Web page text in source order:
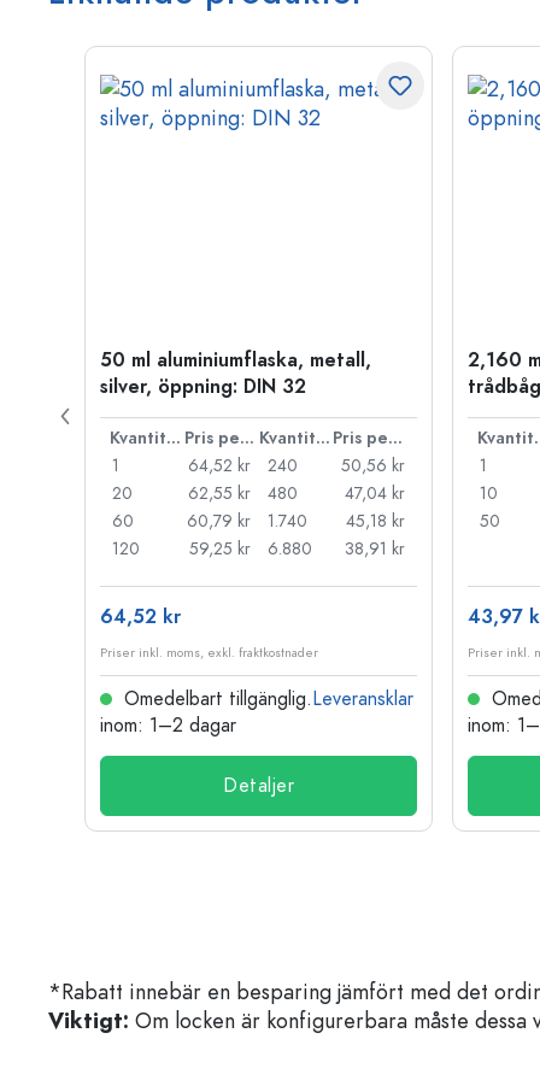
50 ml aluminiumflaska, metall,
silver, öppning: DIN 32
Kvantitet Pris per styck Kvantitet
Pris per styck
1
64,52 kr
20
62,55 kr
60
60,79 kr
120
59,25 kr
240
50,56 kr
480
47,04 kr
1.740
45,18 kr
6.880
38,91 kr
64,52 kr
Priser inkl. moms, exkl. fraktkostnader
Omedelbart tillgänglig.Leveransklar
inom: 1–2 dagar
Detaljer
2,160
1
10
50
43,97
Priser inkl.
inom:
*Rabatt innebär en besparing jämfört med det
Viktigt: Om locken är konfigurerbara måste